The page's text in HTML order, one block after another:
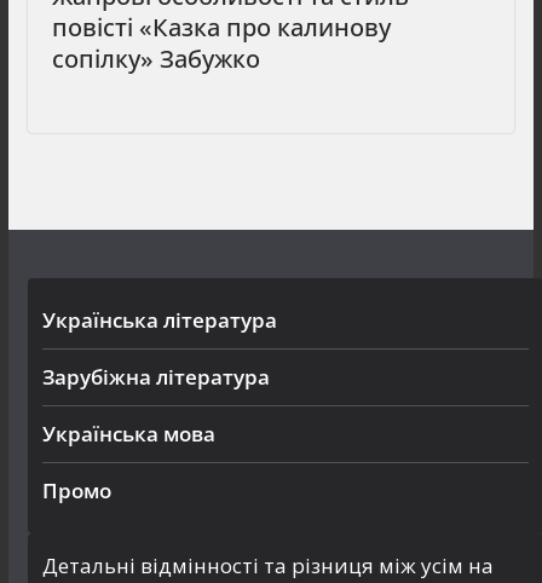
повісті «Казка про калинову
сопілку» Забужко
Українська література
Зарубіжна література
Українська мова
Промо
Детальні відмінності та різниця між усім на